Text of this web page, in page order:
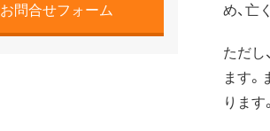
め、亡
ただし
ます。
ります
お問合せフォーム